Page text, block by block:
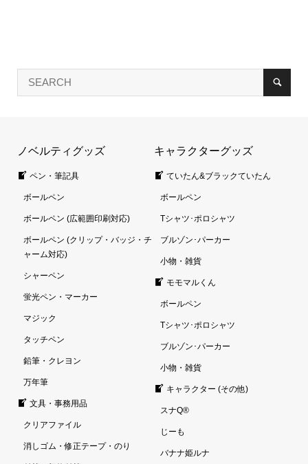
ノベルティグッズ
ペン・筆記具
ボールペン
ボールペン (広範囲印刷対応)
ボールペン (クリップ・バッジ・チ
ャーム対応)
シャーペン
蛍光ペン・マーカー
マジック
タッチペン
鉛筆・クレヨン
万年筆
文具・事務用品
クリアファイル
消しゴム・修正テープ・のり
キャラクターグッズ
ていたん&ブラックていたん
ボールペン
Tシャツ･ポロシャツ
ブルゾン･パーカー
小物・雑貨
モモマルくん
ボールペン
Tシャツ･ポロシャツ
ブルゾン･パーカー
小物・雑貨
キャラクター (その他)
スナQ®
じーも
バナナ姫ルナ